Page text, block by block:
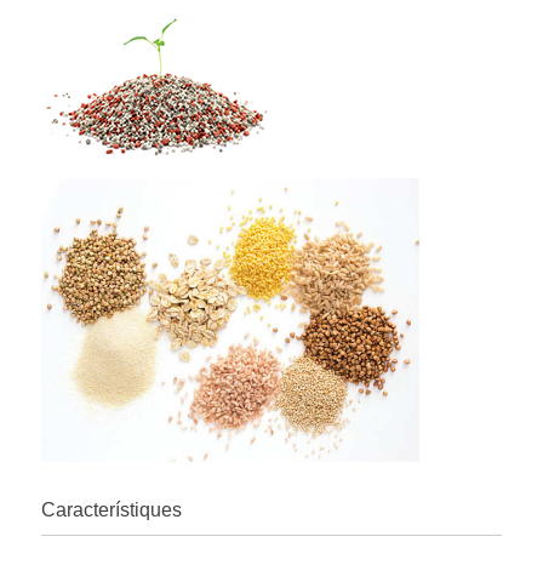
Característiques